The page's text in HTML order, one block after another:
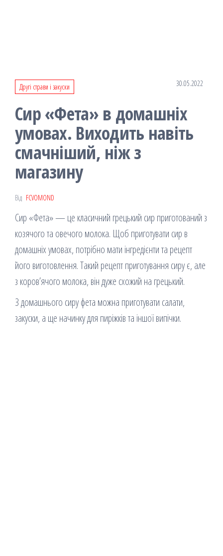
Другі страви і закуски 30.05.2022
Сир «Фета» в домашніх
умовах. Виходить навіть
смачніший, ніж з
магазину
Від FCVOMOND
Сир «Фета» — це класичний грецький сир приготований з
козячого та овечого молока. Щоб приготувати сир в
домашніх умовах, потрібно мати інгредієнти та рецепт
його виготовлення. Такий рецепт приготування сиру є, але
з коров’ячого молока, він дуже схожий на грецький.
З домашнього сиру фета можна приготувати салати,
закуски, а ще начинку для пиріжків та іншої випічки.